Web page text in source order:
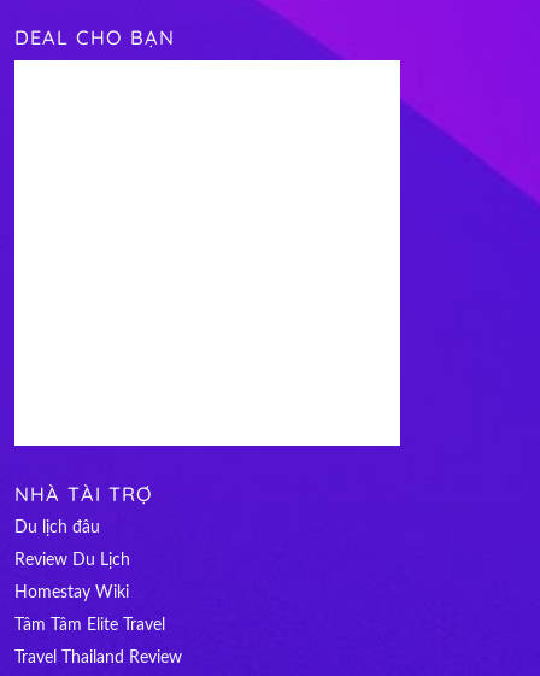
DEAL CHO BẠN
NHÀ TÀI TRỢ
Du lịch đâu
Review Du Lịch
Homestay Wiki
Tâm Tâm Elite Travel
Travel Thailand Review